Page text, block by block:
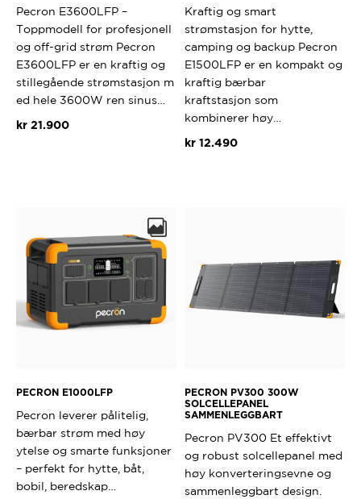
Pecron E3600LFP –
Toppmodell for profesjonell
og off-grid strøm Pecron
E3600LFP er en kraftig og
stillegående strømstasjon m
ed hele 3600W ren sinus…
kr21.900
Kraftig og smart
strømstasjon for hytte,
camping og backup Pecron
E1500LFP er en kompakt og
kraftig bærbar
kraftstasjon som
kombinerer høy…
kr 12.490
PECRON E1000LFP
Pecron leverer pålitelig,
bærbar strøm med høy
ytelse og smarte funksjoner
– perfekt for hytte, båt,
bobil, beredskap…
PECRON PV300 300W
SOLCELLEPANEL
SAMMENLEGGBART
Pecron PV300 Et effektivt
og robust solcellepanel med
høy konverteringsevne og
sammenleggbart design.